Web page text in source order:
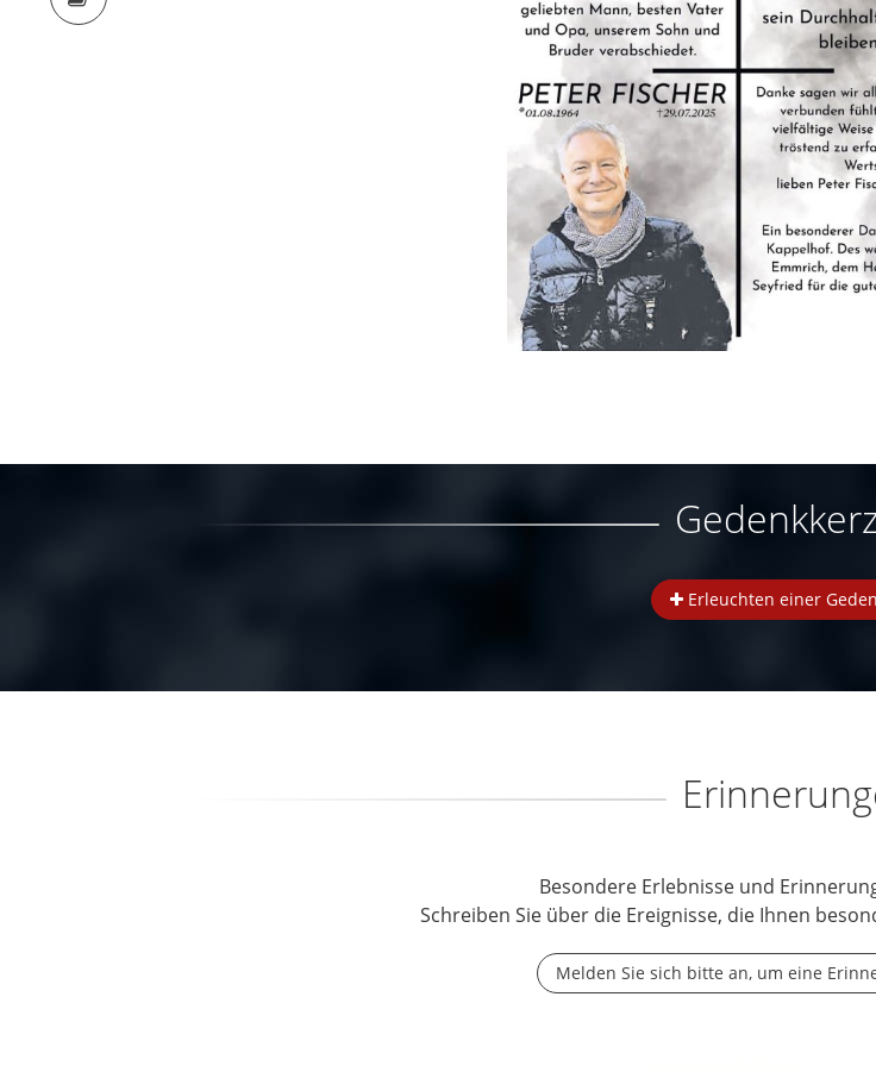
Erleuchten einer
Besondere Erlebnisse und
Schreiben Sie über die Ereignisse, die Ihnen
Melden Sie sich bitte an, um eine